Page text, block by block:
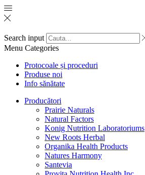
Search input
Menu Categories
Protocoale și proceduri
Produse noi
Info sănătate
Producători
Prairie Naturals
Natural Factors
Konig Nutrition Laboratoriums
New Roots Herbal
Organika Health Products
Natures Harmony
Santevia